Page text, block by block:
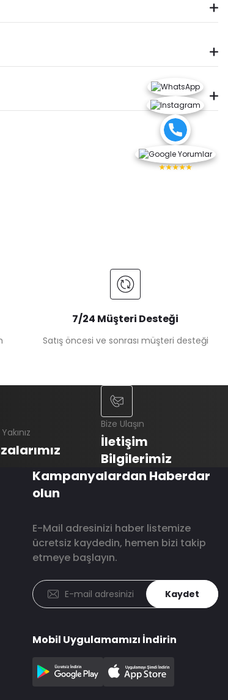
7/24 Müşteri Desteği
Satış öncesi ve sonrası müşteri desteği
Bize Ulaşın
İletişim
Bilgilerimiz
★★★★★
Kampanyalardan Haberdar
olun
E-Mail adresinizi haber listemize
ücretsiz kaydedin, hemen bizi takip
etmeye başlayın.
Kaydet
Mobil Uygulamamızı İndirin